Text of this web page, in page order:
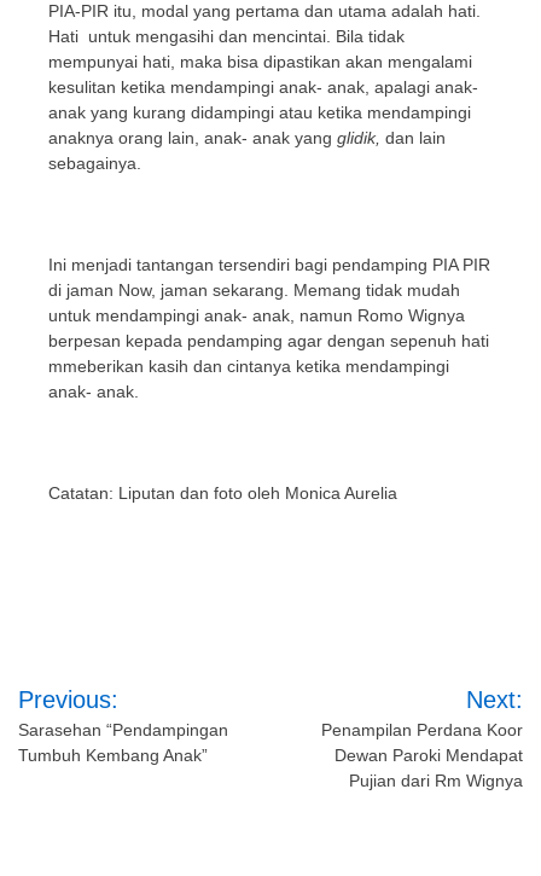
PIA-PIR itu, modal yang pertama dan utama adalah hati.
Hati untuk mengasihi dan mencintai. Bila tidak
mempunyai hati, maka bisa dipastikan akan mengalami
kesulitan ketika mendampingi anak- anak, apalagi anak-
anak yang kurang didampingi atau ketika mendampingi
anaknya orang lain, anak- anak yang glidik, dan lain
sebagainya.
Ini menjadi tantangan tersendiri bagi pendamping PIA PIR
di jaman Now, jaman sekarang. Memang tidak mudah
untuk mendampingi anak- anak, namun Romo Wignya
berpesan kepada pendamping agar dengan sepenuh hati
mmeberikan kasih dan cintanya ketika mendampingi
anak- anak.
Catatan: Liputan dan foto oleh Monica Aurelia
Post
navigation
Previous:
Sarasehan “Pendampingan
Tumbuh Kembang Anak”
Next:
Penampilan Perdana Koor
Dewan Paroki Mendapat
Pujian dari Rm Wignya